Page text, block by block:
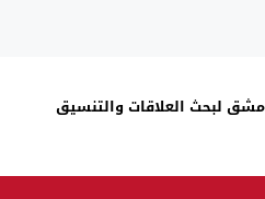
لبحث العلاقات والتنسيق